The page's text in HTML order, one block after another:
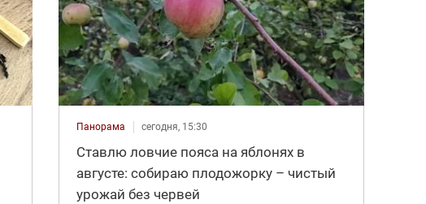
Панорама сегодня, 15:30
Ставлю ловчие пояса на яблонях в
августе: собираю плодожорку – чистый
урожай без червей